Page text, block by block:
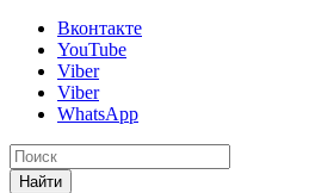
Вконтакте
YouTube
Viber
Viber
WhatsApp
Найти